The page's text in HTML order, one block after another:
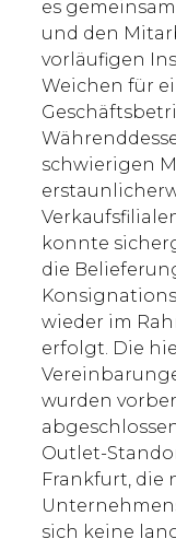
es
und den
vorläufigen
Weichen für
schwierigen
konnte
die
wieder im
erfolgt. Die
wurden
Outlet-
Frankfurt, die
sich keine